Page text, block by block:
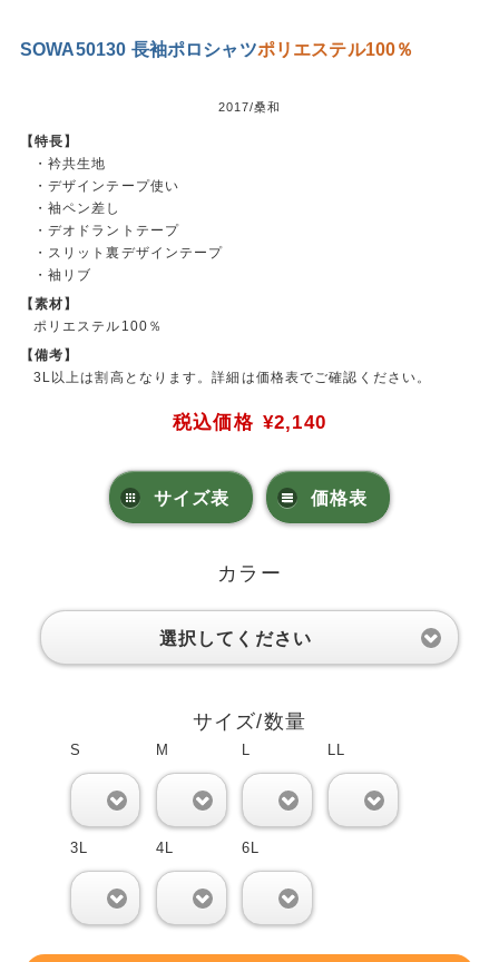
SOWA50130 長袖ポロシャツポリエステル100％
2017/桑和
【特長】
・衿共生地
・デザインテープ使い
・袖ペン差し
・デオドラントテープ
・スリット裏デザインテープ
・袖リブ
【素材】
ポリエステル100％
【備考】
3L以上は割高となります。詳細は価格表でご確認ください。
税込価格 ¥2,140
サイズ表 価格表
カラー
選択してください
サイズ/数量
S M L LL
3L 4L 6L